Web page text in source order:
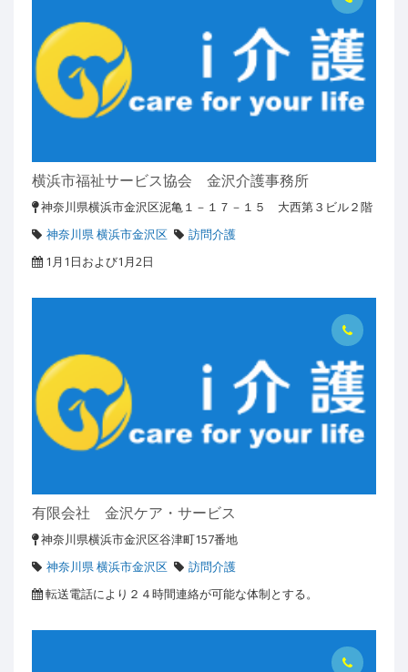
横浜市福祉サービス協会 金沢介護事務所
神奈川県横浜市金沢区泥亀１－１７－１５ 大西第３ビル２階
神奈川県 横浜市金沢区
訪問介護
1月1日および1月2日
有限会社 金沢ケア・サービス
神奈川県横浜市金沢区谷津町157番地
神奈川県 横浜市金沢区
訪問介護
転送電話により２４時間連絡が可能な体制とする。